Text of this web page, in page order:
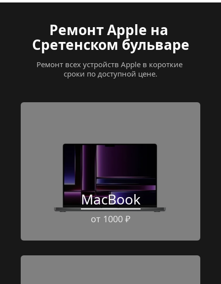
Ремонт Apple на
Сретенском бульваре
Ремонт всех устройств Apple в короткие
сроки по доступной цене.
MacBook
от 1000 ₽